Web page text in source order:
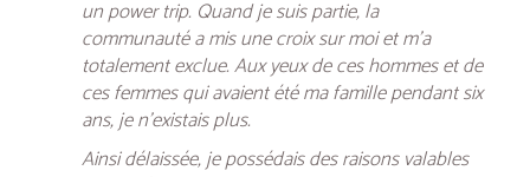
unpower trip. Quand je suis partie, la
communauté a mis une croix sur moi et m’a
totalement exclue. Aux yeux de ces hommes et de
ces femmes qui avaient été ma famille pendant six
ans, je n’existais plus.
Ainsi délaissée, je possédais des raisons valables